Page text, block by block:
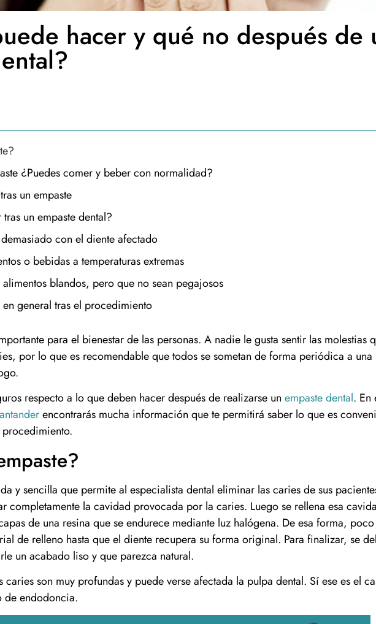
hacer y qué no después de
¿Puedes comer y beber con normalidad?
un empaste
un empaste dental?
con el diente afectado
o bebidas a temperaturas extremas
blandos, pero que no sean pegajosos
general tras el procedimiento
para el bienestar de las personas. A nadie le gusta sentir las molestias
por lo que es recomendable que todos se sometan de forma periódica a una
respecto a lo que deben hacer después de realizarse un empaste dental. En
encontrarás mucha información que te permitirá saber lo que es
procedimiento.
y sencilla que permite al especialista dental eliminar las caries de sus
completamente la cavidad provocada por la caries. Luego se rellena esa
de una resina que se endurece mediante luz halógena. De esa forma,
de relleno hasta que el diente recupera su forma original. Para finalizar, se
un acabado liso y que parezca natural.
caries son muy profundas y puede verse afectada la pulpa dental. Sí ese es el
de endodoncia.